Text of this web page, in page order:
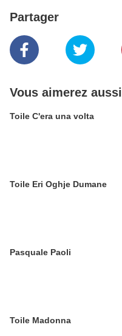
Partager
Vous aimerez aussi
Toile C'era una volta
Toile Eri Oghje Dumane
Pasquale Paoli
Toile Madonna